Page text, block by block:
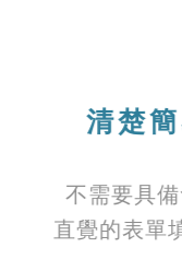
透